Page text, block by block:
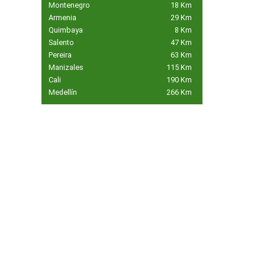
Montenegro
18 Km
Armenia
29 Km
Quimbaya
8 Km
Salento
47 Km
Pereira
63 Km
Manizales
115 Km
Cali
190 Km
Medellín
266 Km